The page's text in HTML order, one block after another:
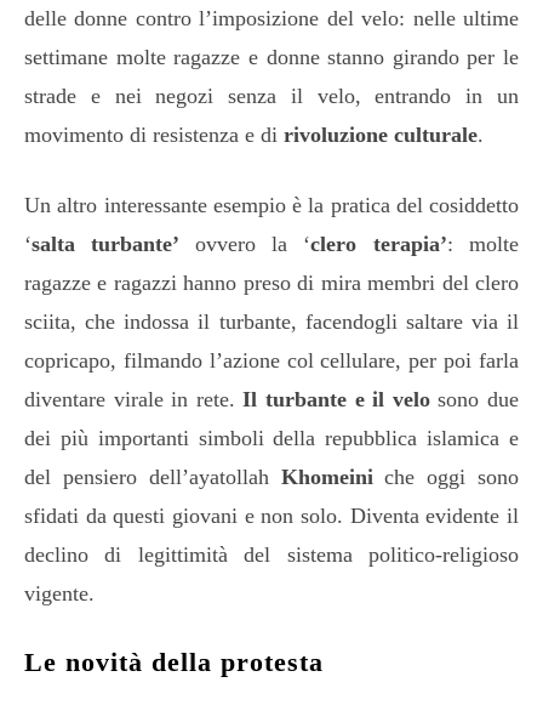
delle donne contro l’imposizione del velo: nelle ultime
settimane molte ragazze e donne stanno girando per le
strade e nei negozi senza il velo, entrando in un
movimento di resistenza e di rivoluzione culturale.
Un altro interessante esempio è la pratica del cosiddetto
‘salta turbante’ ovvero la ‘clero terapia’: molte
ragazze e ragazzi hanno preso di mira membri del clero
sciita, che indossa il turbante, facendogli saltare via il
copricapo, filmando l’azione col cellulare, per poi farla
diventare virale in rete.Il turbante e il velosono due
dei più importanti simboli della repubblica islamica e
del pensiero dell’ayatollah Khomeini che oggi sono
sfidati da questi giovani e non solo. Diventa evidente il
declino di legittimità del sistema politico-religioso
vigente.
Le novità della protesta